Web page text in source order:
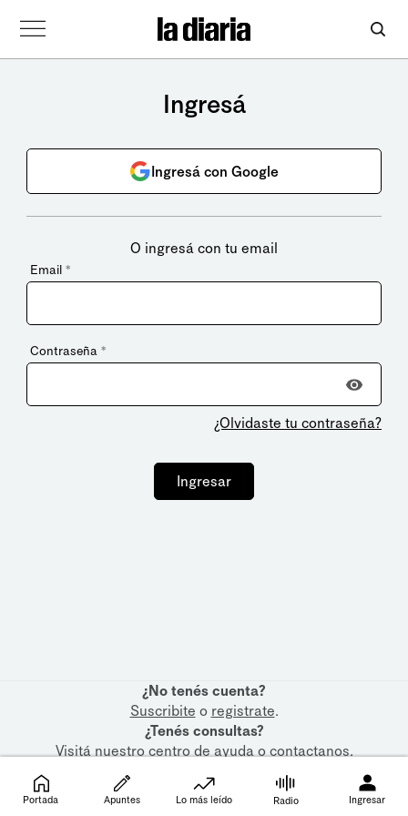
Ingresá
Ingresá con Google
O ingresá con tu email
Email *
Contraseña *
¿Olvidaste tu contraseña?
Ingresar
¿No tenés cuenta?
Suscribite o registrate.
¿Tenés consultas?
Visitá nuestrocentro de ayudaocontactanos.
Portada Apuntes Lo más leído Radio Ingresar